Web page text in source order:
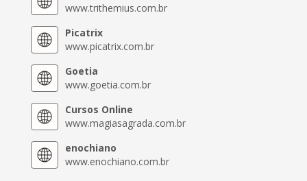
www.trithemius.com.br
Picatrix
www.picatrix.com.br
Goetia
www.goetia.com.br
Cursos Online
www.magiasagrada.com.br
enochiano
www.enochiano.com.br